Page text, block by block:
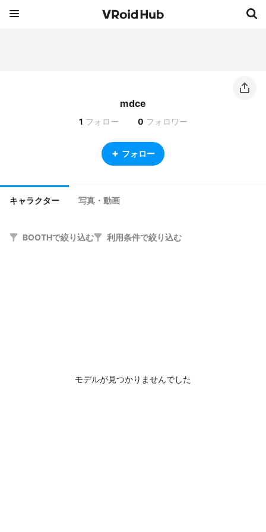
mdce
1 フォロー 0 フォロワー
フォロー
キャラクター 写真・動画
BOOTHで絞り込む 利用条件で絞り込む
モデルが見つかりませんでした